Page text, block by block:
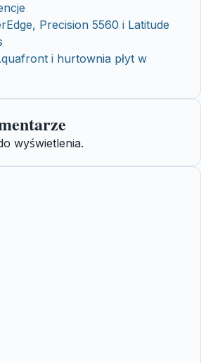
Precision 5560 i Latitude
i hurtownia płyt w
wyświetlenia.